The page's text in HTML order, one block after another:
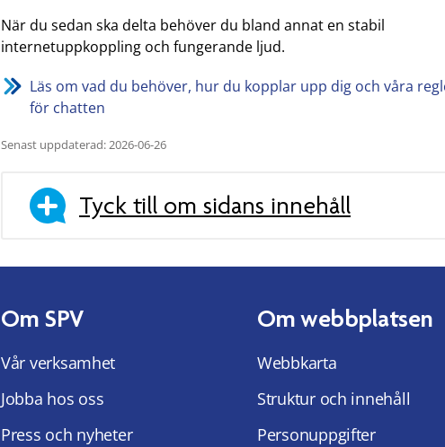
När du sedan ska delta behöver du bland annat en stabil
internetuppkoppling och fungerande ljud.
Läs om vad du behöver, hur du kopplar upp dig och våra
för chatten
Senast uppdaterad: 2026-06-26
Tyck till om sidans innehåll
Om SPV
Vår verksamhet
Jobba hos oss
Press och nyheter
Om webbplatsen
Webbkarta
Struktur och innehåll
Personuppgifter